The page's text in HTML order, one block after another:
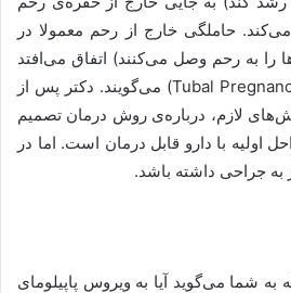
حاملگی خارج از رحم معمولا در
را به رحم وصل می‌کنند) اتفاق می‌افتد
و به آن حاملگی لوله‌ای (Tubal Pregnancy) می‌گویند. دکتر پس از
لازم، درباره‌ی روش درمان تصمیم
اولیه با دارو قابل درمان است. اما در
جراحی داشته باشد.
به شما می‌گوید آیا به ویروس پاپیلومای